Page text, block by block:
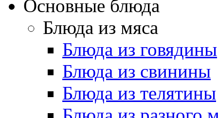
Основные блюда
Блюда из мяса
Блюда из говядины
Блюда из свинины
Блюда из телятины